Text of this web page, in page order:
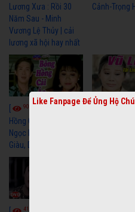
Lương Xưa : Rồi 30
Năm Sau - Minh
Vương Lệ Thủy | cải
lương xã hội hay nhất
Cảnh-Trọng
9060
Video] Bông
Hồng Cài Áo - Vũ Linh,
Ngọc Huyền, Ngọc
Giàu, Diệp Lang
7354
4111
Like Fanpage Để Ủng Hộ